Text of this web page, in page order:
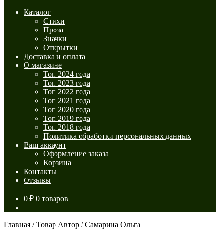
Каталог
Стихи
Проза
Значки
Открытки
Доставка и оплата
О магазине
Топ 2024 года
Топ 2023 года
Топ 2022 года
Топ 2021 года
Топ 2020 года
Топ 2019 года
Топ 2018 года
Политика обработки персональных данных
Ваш аккаунт
Оформление заказа
Корзина
Контакты
Отзывы
0 ₽ 0 товаров
Главная /Товар Автор /Самарина Ольга